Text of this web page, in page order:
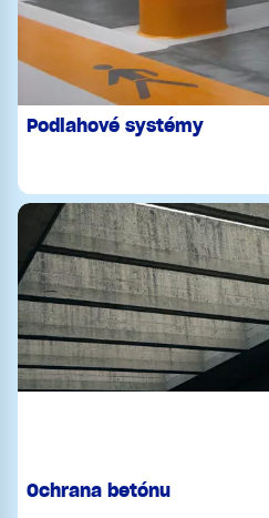
Podlahové systémy
Ochrana betónu